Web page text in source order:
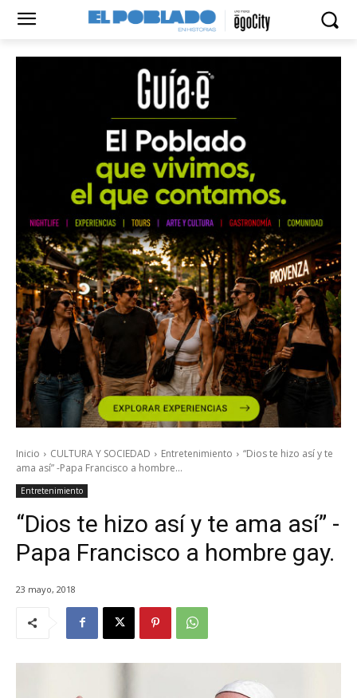
Inicio CULTURA Y SOCIEDAD Entretenimiento
“Dios te hizo así y te
ama así” -Papa Francisco a hombre...
Entretenimiento
“Dios te hizo así y te ama así” -
Papa Francisco a hombre gay.
23 mayo, 2018